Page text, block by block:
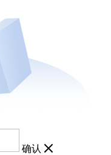
确认